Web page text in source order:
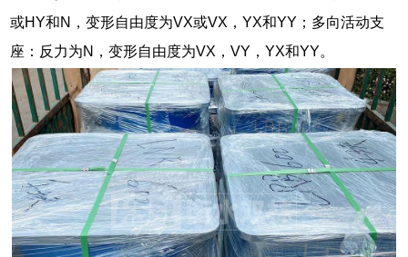
或HY和N，变形自由度为VX或VX，YX和YY；多向活动支
座：反力为N，变形自由度为VX，VY，YX和YY。